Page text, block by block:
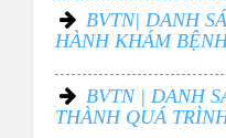
BVTN| DANH
HÀNH KHÁM
BVTN | DANH
THÀNH QUÁ